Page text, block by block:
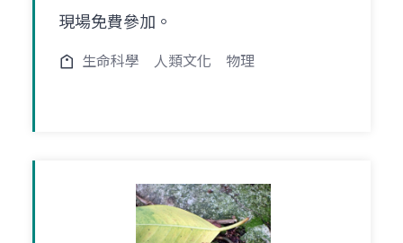
現場免費參加。
生命科學 人類文化 物理